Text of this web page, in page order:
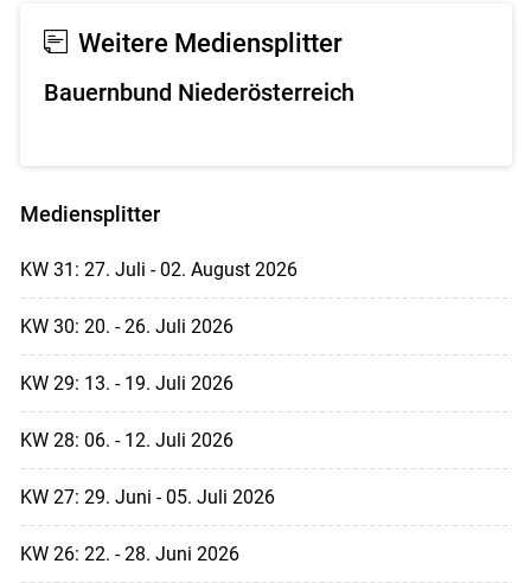
Weitere Mediensplitter
Bauernbund Niederösterreich
Mediensplitter
KW 31: 27. Juli - 02. August 2026
KW 30: 20. - 26. Juli 2026
KW 29: 13. - 19. Juli 2026
KW 28: 06. - 12. Juli 2026
KW 27: 29. Juni - 05. Juli 2026
KW 26: 22. - 28. Juni 2026